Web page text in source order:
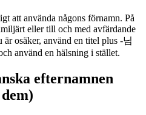
att använda någons förnamn. På
eller till och med avfärdande
osäker, använd en titel plus -님
använd en hälsning i stället.
efternamnen